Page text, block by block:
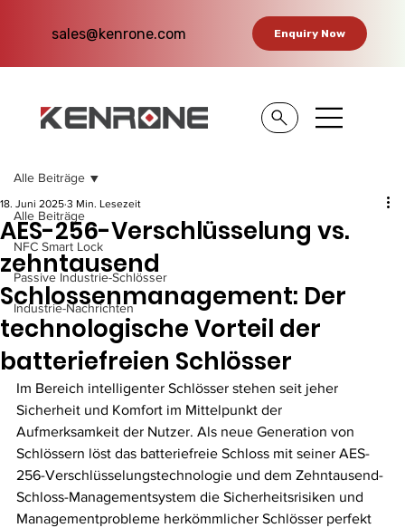
sales@kenrone.com Enquiry Now
Alle Beiträge
NFC Smart Lock
Passive Industrie-Schlösser
Industrie-Nachrichten
Alle Beiträge
AES-256-Verschlüsselung vs.
zehntausend
Schlossenmanagement: Der
technologische Vorteil der
batteriefreien Schlösser
18. Juni 2025 3 Min. Lesezeit
Im Bereich intelligenter Schlösser stehen seit jeher
Sicherheit und Komfort im Mittelpunkt der
Aufmerksamkeit der Nutzer. Als neue Generation von
Schlössern löst das batteriefreie Schloss mit seiner AES-
256-Verschlüsselungstechnologie und dem Zehntausend-
Schloss-Managementsystem die Sicherheitsrisiken und
Managementprobleme herkömmlicher Schlösser perfekt